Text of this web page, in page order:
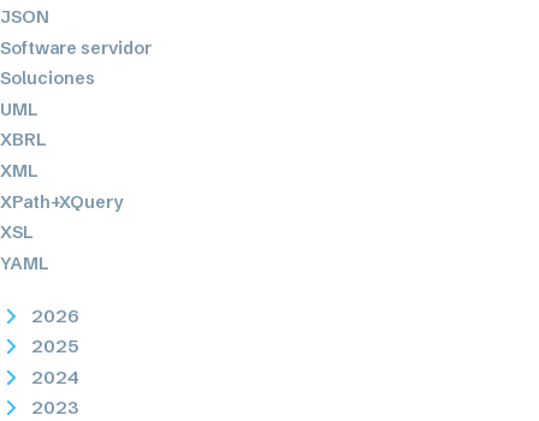
JSON
Software servidor
Soluciones
UML
XBRL
XML
XPath+XQuery
XSL
YAML
2026
2025
2024
2023